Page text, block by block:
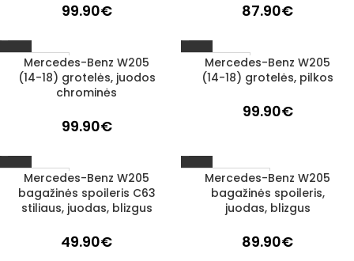
99.90€ 87.90€
1–3 D. D.
Mercedes-Benz W205
(14-18) grotelės, juodos
chrominės
99.90€
1–3 D. D.
Mercedes-Benz W205
(14-18) grotelės, pilkos
99.90€
1–3 D. D.
Mercedes-Benz W205
bagažinės spoileris C63
stiliaus, juodas, blizgus
49.90€
UŽSAKOMA PREKĖ
3–5 D. D.
Mercedes-Benz W205
bagažinės spoileris,
juodas, blizgus
89.90€